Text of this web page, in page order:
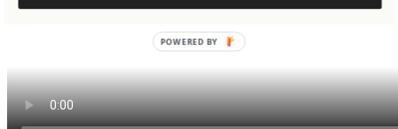
POWERED BY